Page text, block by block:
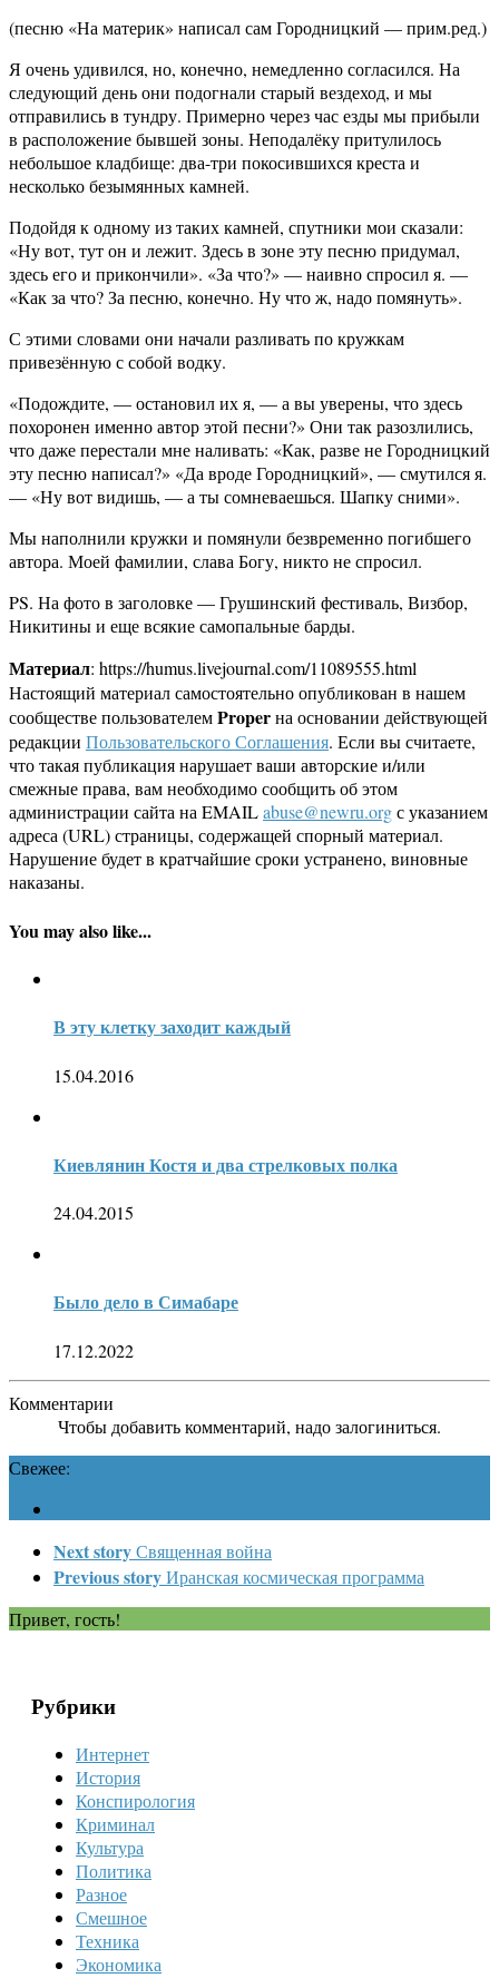
(песню «На материк» написал сам Городницкий — прим.ред.)
Я очень удивился, но, конечно, немедленно согласился. На
следующий день они подогнали старый вездеход, и мы
отправились в тундру. Примерно через час езды мы прибыли
в расположение бывшей зоны. Неподалёку притулилось
небольшое кладбище: два-три покосившихся креста и
несколько безымянных камней.
Подойдя к одному из таких камней, спутники мои сказали:
«Ну вот, тут он и лежит. Здесь в зоне эту песню придумал,
здесь его и прикончили». «За что?» — наивно спросил я. —
«Как за что? За песню, конечно. Ну что ж, надо помянуть».
С этими словами они начали разливать по кружкам
привезённую с собой водку.
«Подождите, — остановил их я, — а вы уверены, что здесь
похоронен именно автор этой песни?» Они так разозлились,
что даже перестали мне наливать: «Как, разве не Городницкий
эту песню написал?» «Да вроде Городницкий», — смутился я.
— «Ну вот видишь, — а ты сомневаешься. Шапку сними».
Мы наполнили кружки и помянули безвременно погибшего
автора. Моей фамилии, слава Богу, никто не спросил.
PS. На фото в заголовке — Грушинский фестиваль, Визбор,
Никитины и еще всякие самопальные барды.
Материал: https://humus.livejournal.com/11089555.html
Настоящий материал самостоятельно опубликован в нашем
сообществе пользователемProperна основании действующей
редакции Пользовательского Соглашения. Если вы считаете,
что такая публикация нарушает ваши авторские и/или
смежные права, вам необходимо сообщить об этом
администрации сайта на EMAILabuse@newru.orgс указанием
адреса (URL) страницы, содержащей спорный материал.
Нарушение будет в кратчайшие сроки устранено, виновные
наказаны.
You may also like...
В эту клетку заходит каждый
15.04.2016
Киевлянин Костя и два стрелковых полка
24.04.2015
Было дело в Симабаре
17.12.2022
Комментарии
Чтобы добавить комментарий, надо залогиниться.
Свежее:
Next storyСвященная война
Previous storyИранская космическая программа
Привет, гость!
Рубрики
Интернет
История
Конспирология
Криминал
Культура
Политика
Разное
Смешное
Техника
Экономика